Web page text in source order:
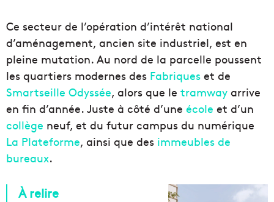
Ce secteur de l’opération d’intérêt national
d’aménagement, ancien site industriel, est en
pleine mutation. Au nord de la parcelle poussent
les quartiers modernes des Fabriques et de
Smartseille Odyssée, alors que le tramway arrive
en fin d’année. Juste à côté d’une école et d’un
collège neuf, et du futur campus du numérique
La Plateforme, ainsi que des immeubles de
bureaux.
À relire